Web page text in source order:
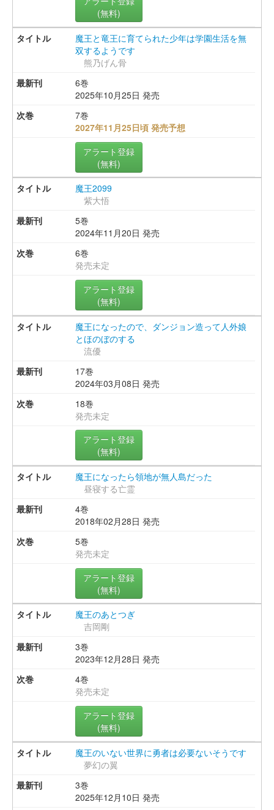
(無料)
魔王と竜王に育てられた少年は学園生活を無
双するようです
熊乃げん骨
6巻
2025年10月25日 発売
7巻
2027年11月25日頃 発売予想
アラート登録
(無料)
魔王2099
紫大悟
5巻
2024年11月20日 発売
6巻
発売未定
アラート登録
(無料)
魔王になったので、ダンジョン造って人外娘
とほのぼのする
流優
17巻
2024年03月08日 発売
18巻
発売未定
アラート登録
(無料)
魔王になったら領地が無人島だった
昼寝する亡霊
4巻
2018年02月28日 発売
5巻
発売未定
アラート登録
(無料)
魔王のあとつぎ
吉岡剛
3巻
2023年12月28日 発売
4巻
発売未定
アラート登録
(無料)
魔王のいない世界に勇者は必要ないそうです
夢幻の翼
3巻
2025年12月10日 発売